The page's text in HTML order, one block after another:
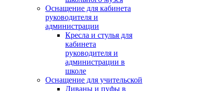
Оснащение для кабинета
руководителя и
администрации
Кресла и стулья для
кабинета
руководителя и
администрации в
школе
Оснащение для учительской
Диваны и пуфы в